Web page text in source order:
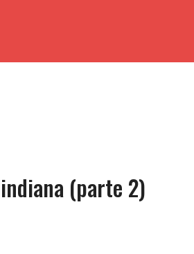
(parte 2)